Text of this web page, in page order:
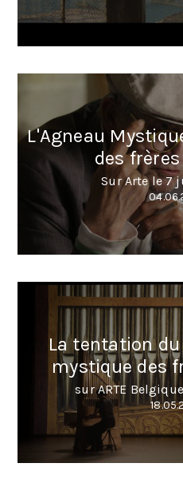
L'Agneau
des
Sur Arte le 7
La tentation
mystique des
sur ARTE